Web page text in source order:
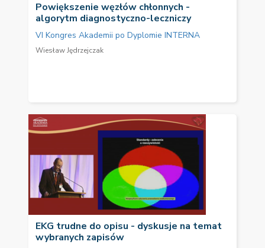
Powiększenie węzłów chłonnych -
algorytm diagnostyczno-leczniczy
VI Kongres Akademii po Dyplomie INTERNA
Wiesław Jędrzejczak
EKG trudne do opisu - dyskusje na temat
wybranych zapisów